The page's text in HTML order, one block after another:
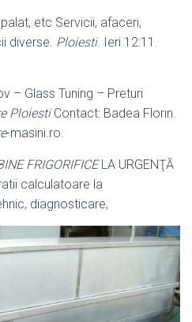
etc Servicii, afaceri,
diverse. Ploiesti. Ieri 12:11.
– Glass Tuning – Preturi
PloiestiContact: Badea Florin.
-masini.ro.
FRIGORIFICELA URGENŢĂ
calculatoare la
diagnosticare,